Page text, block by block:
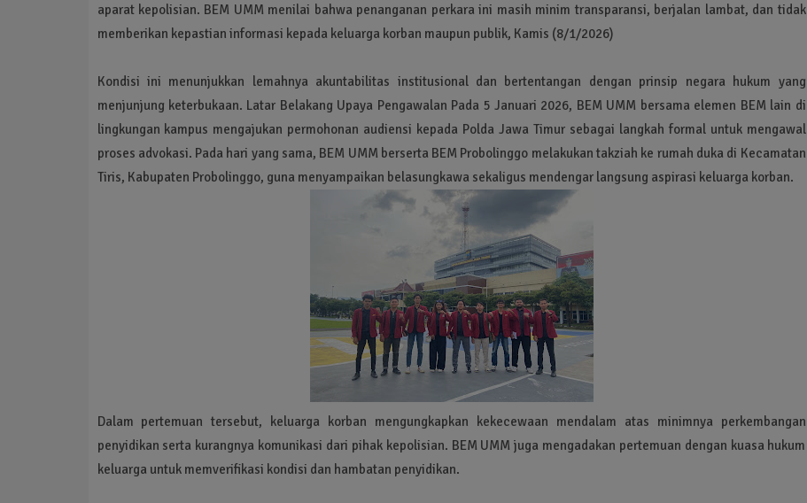
aparat kepolisian. BEM UMM menilai bahwa penanganan perkara ini masih minim transparansi, berjalan lambat, dan tidak
memberikan kepastian informasi kepada keluarga korban maupun publik, Kamis (8/1/2026)
Kondisi ini menunjukkan lemahnya akuntabilitas institusional dan bertentangan dengan prinsip negara hukum yang
menjunjung keterbukaan. Latar Belakang Upaya Pengawalan Pada 5 Januari 2026, BEM UMM bersama elemen BEM lain di
lingkungan kampus mengajukan permohonan audiensi kepada Polda Jawa Timur sebagai langkah formal untuk mengawal
proses advokasi. Pada hari yang sama, BEM UMM berserta BEM Probolinggo melakukan takziah ke rumah duka di Kecamatan
Tiris, Kabupaten Probolinggo, guna menyampaikan belasungkawa sekaligus mendengar langsung aspirasi keluarga korban.
Dalam pertemuan tersebut, keluarga korban mengungkapkan kekecewaan mendalam atas minimnya perkembangan
penyidikan serta kurangnya komunikasi dari pihak kepolisian. BEM UMM juga mengadakan pertemuan dengan kuasa hukum
keluarga untuk memverifikasi kondisi dan hambatan penyidikan.